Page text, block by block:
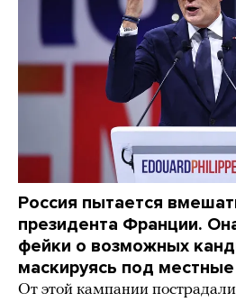
Россия пытается
президента Франции.
фейки о возможных
маскируясь под
От этой кампании